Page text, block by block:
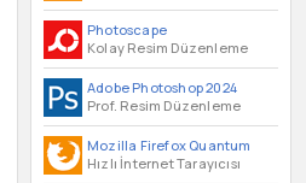
Photoscape
Kolay Resim Düzenleme
Adobe Photoshop 2024
Prof. Resim Düzenleme
Mozilla Firefox Quantum
Hızlı İnternet Tarayıcısı